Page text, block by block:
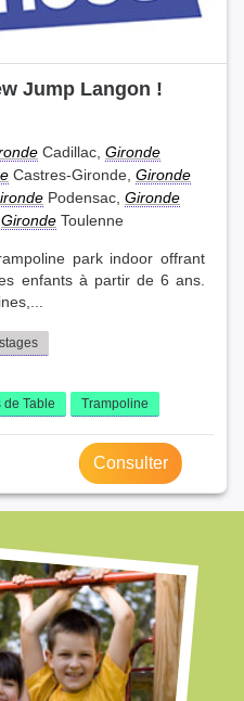
Jump Langon !
Cadillac, Gironde
Castres-Gironde, Gironde
Podensac, Gironde
Gironde Toulenne
park indoor offrant
enfants à partir de 6 ans.
de Table Trampoline
Consulter